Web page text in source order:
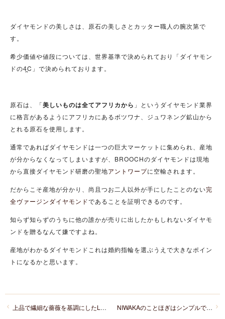
ダイヤモンドの美しさは、原石の美しさとカッター職人の腕次第で
す。
希少価値や値段については、世界基準で決められており「ダイヤモン
ドの4̪C」で決められております。
原石は、「美しいものは全てアフリカから 」というダイヤモンド業界
に格言があるようにアフリカにあるボツワナ、ジュワネング鉱山から
とれる原石を使用します。
通常であればダイヤモンドは一つの巨大マーケットに集められ、産地
が分からなくなってしまいますが、BROOCHのダイヤモンドは現地
から直接ダイヤモンド研磨の聖地アントワープに空輸されます。
だからこそ産地が分かり、尚且つお二人以外が手にしたことのない完
全ヴァージンダイヤモンドであることを証明できるのです。
知らず知らずのうちに他の誰かが売りに出したかもしれないダイヤモ
ンドを贈るなんて嫌ですよね。
産地がわかるダイヤモンドこれは婚約指輪を選ぶうえで大きなポイン
トになるかと思います。
NIWAKAのことほぎはシンプルで着けやすいセットリング
上品で繊細な薔薇を基調にしたLUCIEのセットリング「Feuille（フィユ）」